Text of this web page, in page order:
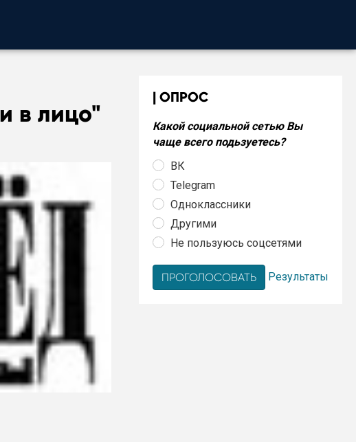
в лицо"
ОПРОС
Какой социальной сетью Вы
чаще всего подьзуетесь?
ВК
Telegram
Одноклассники
Другими
Не пользуюсь соцсетями
Результаты